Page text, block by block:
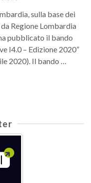
sulla base dei
Regione Lombardia
pubblicato il bando
I4.0 – Edizione 2020”
2020). Il bando …